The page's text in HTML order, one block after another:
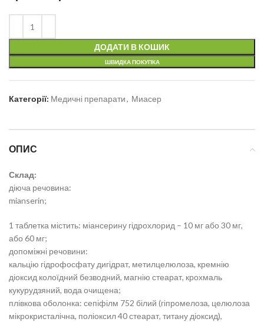
ДОДАТИ В КОШИК
ШВИДКА ПОКУПКА
Категорії: Медичні препарати, Миасер
ОПИС
Склад:
діюча речовина:
mianserin;
1 таблетка містить: міансерину гідрохлорид – 10 мг або 30 мг,
або 60 мг;
допоміжні речовини:
кальцію гідрофосфату дигідрат, метилцелюлоза, кремнію
діоксид колоїдний безводний, магнію стеарат, крохмаль
кукурудзяний, вода очищена;
плівкова оболонка: сепіфілм 752 білий (гіпромелоза, целюлоза
мікрокристалічна, поліоксил 40 стеарат, титану діоксид),